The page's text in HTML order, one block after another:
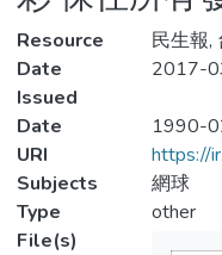
Resource
民生報,
Date
Issued
2017-
Date
1990-
URI
https://
Subjects
網球
Type
other
File(s)